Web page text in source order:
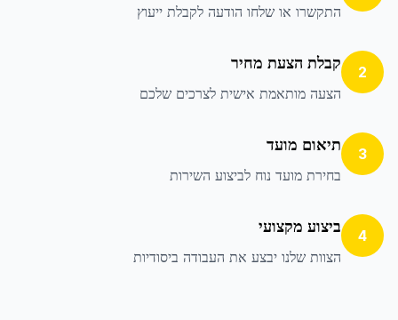
התקשרו או שלחו הודעה לקבלת ייעוץ
2 קבלת הצעת מחיר
הצעה מותאמת אישית לצרכים שלכם
3 תיאום מועד
בחירת מועד נוח לביצוע השירות
4 ביצוע מקצועי
הצוות שלנו יבצע את העבודה ביסודיות